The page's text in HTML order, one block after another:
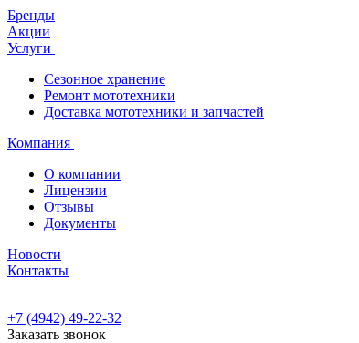
Бренды
Акции
Услуги
Сезонное хранение
Ремонт мототехники
Доставка мототехники и запчастей
Компания
О компании
Лицензии
Отзывы
Документы
Новости
Контакты
+7 (4942) 49-22-32
Заказать звонок